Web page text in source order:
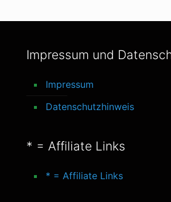
Impressum und
Impressum
Datenschutzhinweis
* = Affiliate Links
* = Affiliate Links